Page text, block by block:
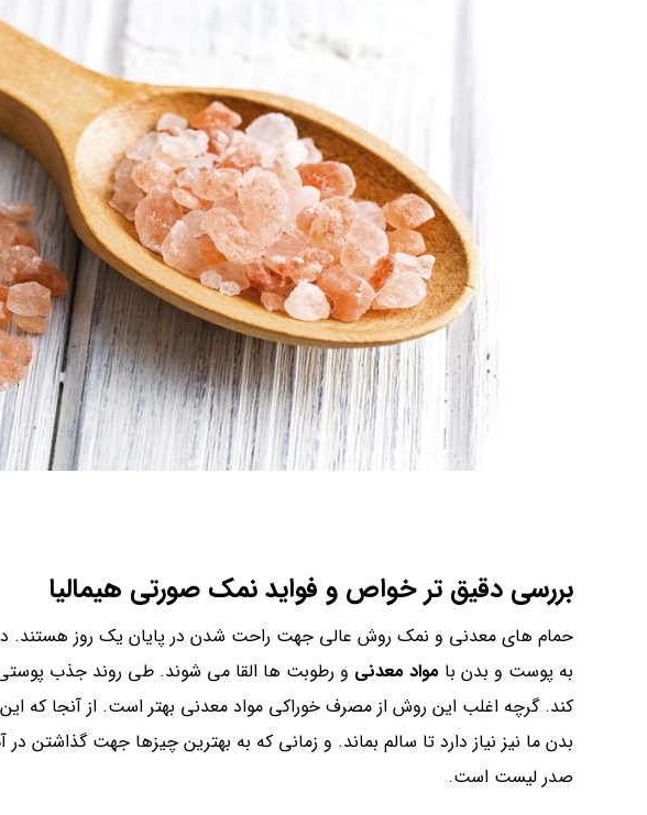
بررسی دقیق تر خواص و فواید نمک صورتی هیمالیا
حمام های معدنی و نمک روش عالی جهت راحت شدن در پایان یک روز هستند.
به پوست و بدن با مواد معدنی و رطوبت ها القا می شوند. طی روند جذب
کند. گرچه اغلب این روش از مصرف خوراکی مواد معدنی بهتر است. از آنجا که
بدن ما نیز نیاز دارد تا سالم بماند. و زمانی که به بهترین چیزها جهت گذاشتن
صدر لیست است.